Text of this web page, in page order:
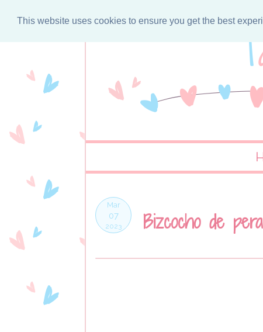
This website uses cookies to ensure you get the best
Mar
07
2023 Bizcocho de